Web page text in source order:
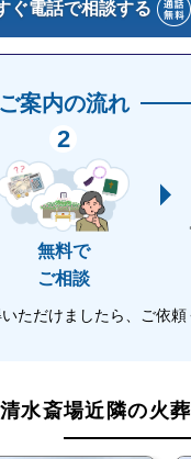
なため、故人との最
約2時間かかるため、
まれた静かな斎場です
、有田川町の中心から
す。
ら、故人を偲び、ゆっ
ぐ電話で相談する
ご案内の流れ
2
無料で
ご相談
ただけましたら、ご依頼
水斎場近隣の火